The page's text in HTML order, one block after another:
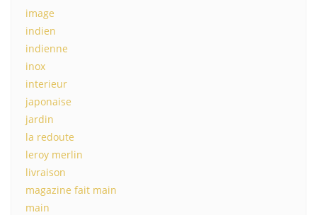
image
indien
indienne
inox
interieur
japonaise
jardin
la redoute
leroy merlin
livraison
magazine fait main
main